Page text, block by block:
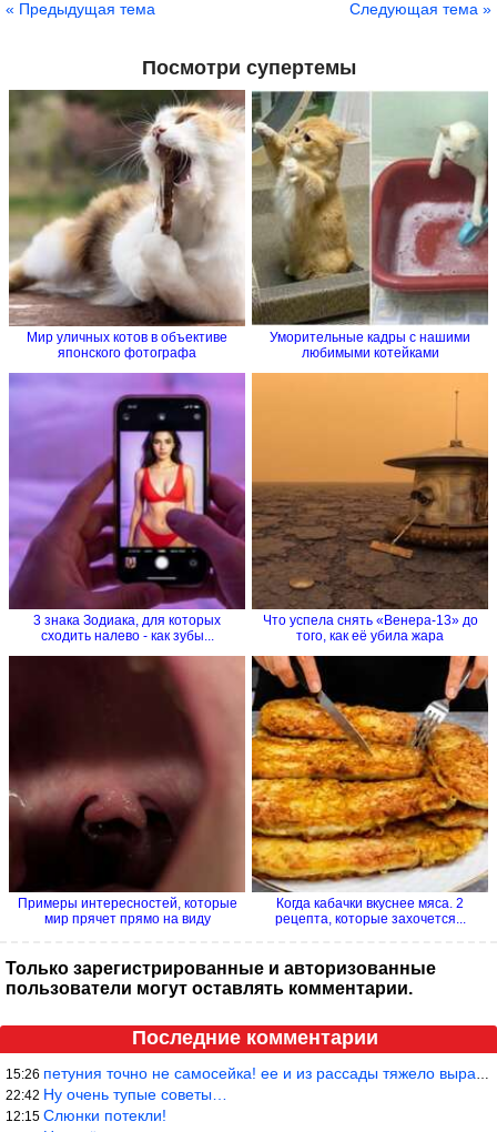
« Предыдущая тема Следующая тема »
Посмотри супертемы
Мир уличных котов в объективе
японского фотографа
Уморительные кадры с нашими
любимыми котейками
3 знака Зодиака, для которых
сходить налево - как зубы...
Что успела снять «Венера-13» до
того, как её убила жара
Примеры интересностей, которые
мир прячет прямо на виду
Когда кабачки вкуснее мяса. 2
рецепта, которые захочется...
Только зарегистрированные и авторизованные
пользователи могут оставлять комментарии.
Последние комментарии
15:26 петуния точно не самосейка! ее и из рассады тяжело вырастить!
22:42 Ну очень тупые советы…
12:15 Слюнки потекли!